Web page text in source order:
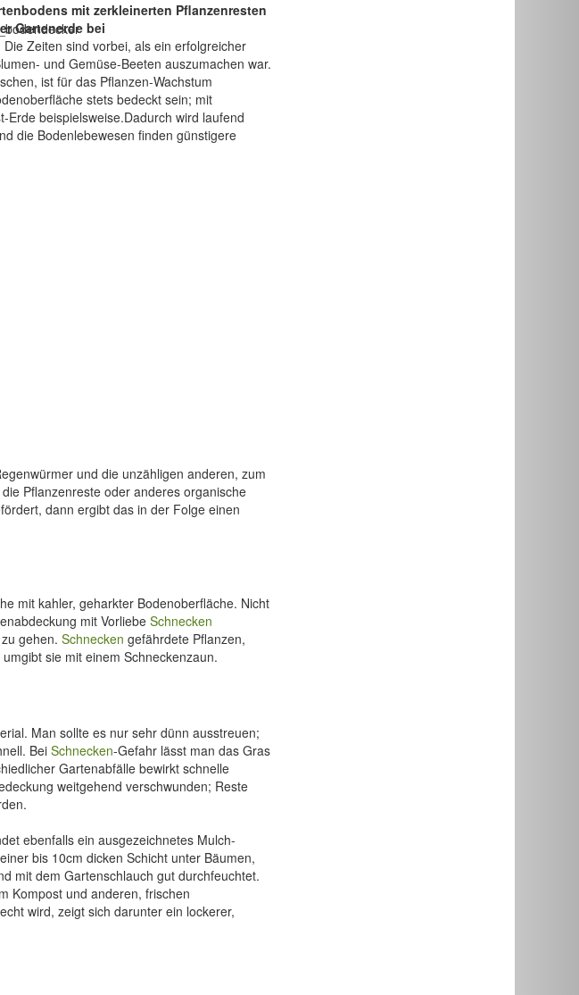
mit zerkleinerten Pflanzenresten
Gartenerde bei
Die Zeiten sind vorbei, als ein erfolgreicher
und Gemüse-Beeten auszumachen war.
ist für das Pflanzen-Wachstum
stets bedeckt sein; mit
beispielsweise.Dadurch wird laufend
die Bodenlebewesen finden günstigere
und die unzähligen anderen, zum
Pflanzenreste oder anderes organische
dann ergibt das in der Folge einen
mit kahler, geharkter Bodenoberfläche. Nicht
mit Vorliebe Schnecken
gehen. Schnecken gefährdete Pflanzen,
sie mit einem Schneckenzaun.
Man sollte es nur sehr dünn ausstreuen;
Bei Schnecken-Gefahr lässt man das Gras
Gartenabfälle bewirkt schnelle
weitgehend verschwunden; Reste
ebenfalls ein ausgezeichnetes Mulch-
bis 10cm dicken Schicht unter Bäumen,
mit dem Gartenschlauch gut durchfeuchtet.
Kompost und anderen, frischen
wird, zeigt sich darunter ein lockerer,